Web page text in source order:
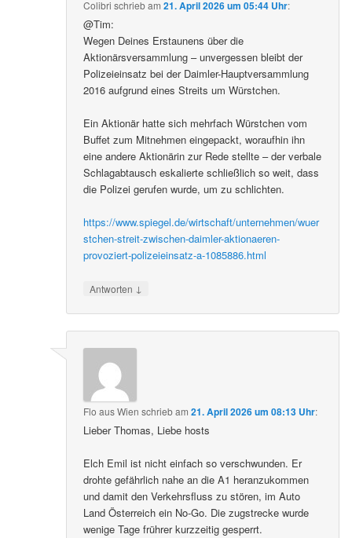
Colibri schriebam21. April 2026 um 05:44 Uhr:
@Tim:
Wegen Deines Erstaunens über die
Aktionärsversammlung – unvergessen bleibt der
Polizeieinsatz bei der Daimler-Hauptversammlung
2016 aufgrund eines Streits um Würstchen.
Ein Aktionär hatte sich mehrfach Würstchen vom
Buffet zum Mitnehmen eingepackt, woraufhin ihn
eine andere Aktionärin zur Rede stellte – der verbale
Schlagabtausch eskalierte schließlich so weit, dass
die Polizei gerufen wurde, um zu schlichten.
https://www.spiegel.de/wirtschaft/unternehmen/wuer
stchen-streit-zwischen-daimler-aktionaeren-
provoziert-polizeieinsatz-a-1085886.html
Antworten ↓
Flo aus Wien schriebam21. April 2026 um 08:13 Uhr:
Lieber Thomas, Liebe hosts
Elch Emil ist nicht einfach so verschwunden. Er
drohte gefährlich nahe an die A1 heranzukommen
und damit den Verkehrsfluss zu stören, im Auto
Land Österreich ein No-Go. Die zugstrecke wurde
wenige Tage frührer kurzzeitig gesperrt.